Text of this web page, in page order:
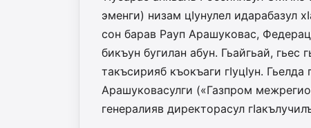
эмен­ги) низам цIунулел идараба­зул
сон барав Рауп Арашуковас,
бикъун бугилан абун. Гьайгьай, гьес
такъсирияб къокъа­ги гIуцIун.
Арашуковасулги («Газпром
генералияв директорасул